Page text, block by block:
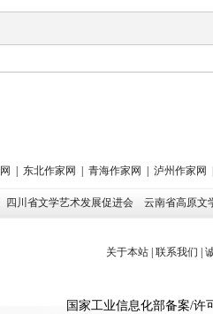
| 东北作家网 | 青海作家网 | 泸州作家网
四川省文学艺术发展促进会 云南省高原文
关于本站| 联系我们 |
国家工业信息化部备案/许